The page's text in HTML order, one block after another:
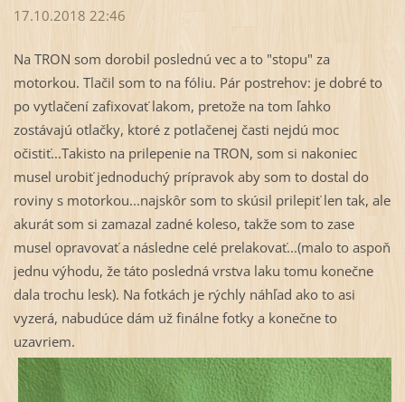
17.10.2018 22:46
Na TRON som dorobil poslednú vec a to "stopu" za
motorkou. Tlačil som to na fóliu. Pár postrehov: je dobré to
po vytlačení zafixovať lakom, pretože na tom ľahko
zostávajú otlačky, ktoré z potlačenej časti nejdú moc
očistiť...Takisto na prilepenie na TRON, som si nakoniec
musel urobiť jednoduchý prípravok aby som to dostal do
roviny s motorkou...najskôr som to skúsil prilepiť len tak, ale
akurát som si zamazal zadné koleso, takže som to zase
musel opravovať a následne celé prelakovať...(malo to aspoň
jednu výhodu, že táto posledná vrstva laku tomu konečne
dala trochu lesk). Na fotkách je rýchly náhľad ako to asi
vyzerá, nabudúce dám už finálne fotky a konečne to
uzavriem.